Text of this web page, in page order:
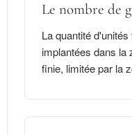
Le nombre de
La quantité
implantées dans la
finie, limitée par la